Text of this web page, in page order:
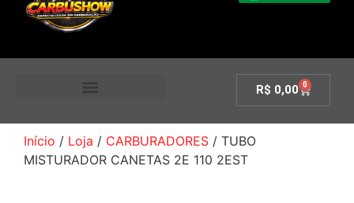
R$ 0,00 0
Início / Loja / CARBURADORES / TUBO
MISTURADOR CANETAS 2E 110 2EST